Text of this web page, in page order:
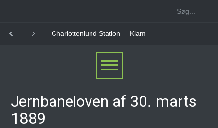
Charlottenlund Station Klampenborg Station
Jernbaneloven af 30. marts
1889